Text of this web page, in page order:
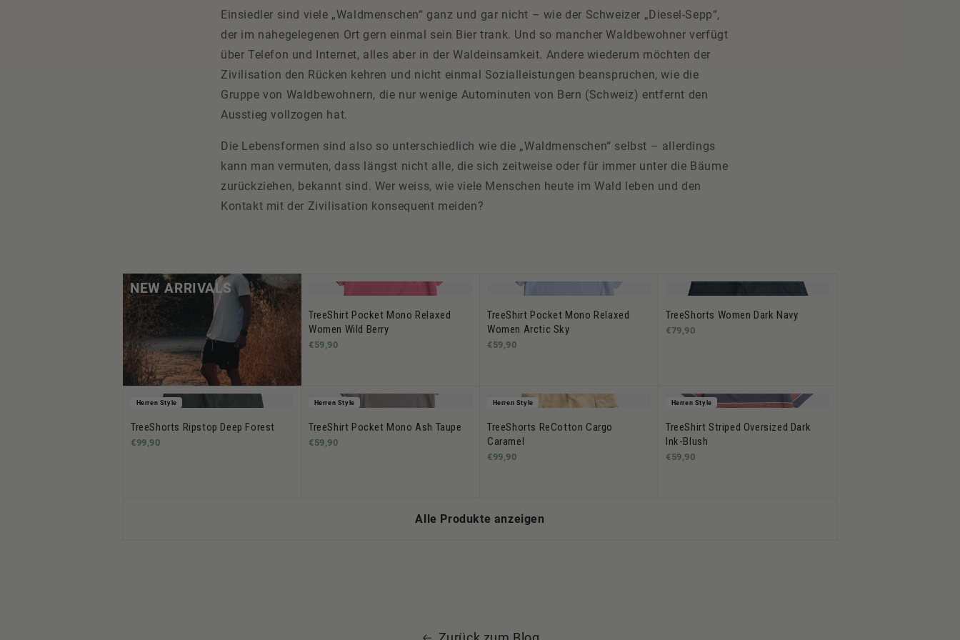
Einsiedler sind viele „Waldmenschen“ ganz und gar nicht – wie der Schweizer „Diesel-Sepp“,
der im nahegelegenen Ort gern einmal sein Bier trank. Und so mancher Waldbewohner verfügt
über Telefon und Internet, alles aber in der Waldeinsamkeit. Andere wiederum möchten der
Zivilisation den Rücken kehren und nicht einmal Sozialleistungen beanspruchen, wie die
Gruppe von Waldbewohnern, die nur wenige Autominuten von Bern (Schweiz) entfernt den
Ausstieg vollzogen hat.
Die Lebensformen sind also so unterschiedlich wie die „Waldmenschen“ selbst – allerdings
kann man vermuten, dass längst nicht alle, die sich zeitweise oder für immer unter die Bäume
zurückziehen, bekannt sind. Wer weiss, wie viele Menschen heute im Wald leben und den
Kontakt mit der Zivilisation konsequent meiden?
NEW ARRIVALS
TreeShirt Pocket Mono Relaxed
Women Wild Berry
€59,90
TreeShirt Pocket Mono Relaxed
Women Arctic Sky
€59,90
TreeShorts Women Dark Navy
€79,90
Herren Style
TreeShorts Ripstop Deep Forest
€99,90
Herren Style
TreeShirt Pocket Mono Ash Taupe
€59,90
Herren Style
TreeShorts ReCotton Cargo
Caramel
€99,90
Herren Style
TreeShirt Striped Oversized Dark
Ink-Blush
€59,90
Alle Produkte anzeigen